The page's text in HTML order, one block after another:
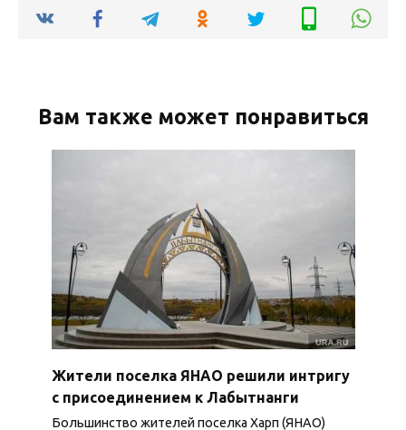
Вам также может понравиться
Жители поселка ЯНАО решили интригу
с присоединением к Лабытнанги
Большинство жителей поселка Харп (ЯНАО)